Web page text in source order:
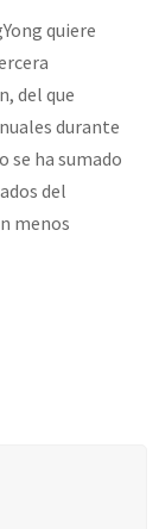
quiere
del que
durante
se ha sumado
del
menos